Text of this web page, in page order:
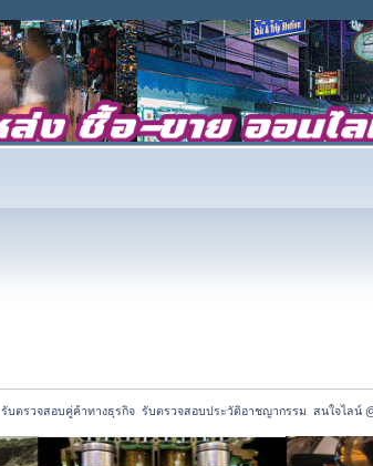
รับตรวจสอบคู่ค้าทางธุรกิจ  รับตรวจสอบประวัติอาชญากรรม  สนใจไลน์